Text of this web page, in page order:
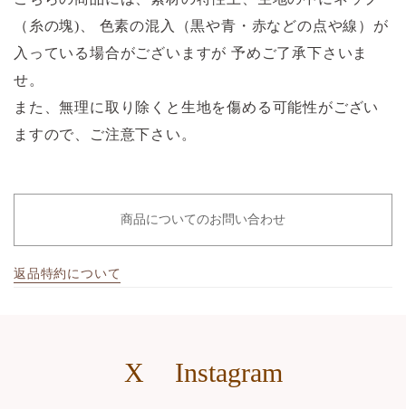
（糸の塊)、 色素の混入（黒や青・赤などの点や線）が
入っている場合がございますが 予めご了承下さいま
せ。
また、無理に取り除くと生地を傷める可能性がござい
ますので、ご注意下さい。
商品についてのお問い合わせ
返品特約について
X Instagram